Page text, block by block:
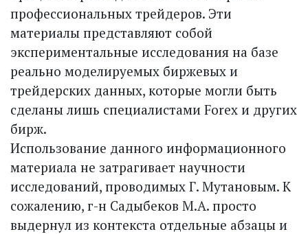
профессиональных трейдеров. Эти
материалы представляют собой
экспериментальные исследования на базе
реально моделируемых биржевых и
трейдерских данных, которые могли быть
сделаны лишь специалистами Forex и других
бирж.
Использование данного информационного
материала не затрагивает научности
исследований, проводимых Г. Мутановым. К
сожалению, г-н Садыбеков М.А. просто
выдернул из контекста отдельные абзацы и